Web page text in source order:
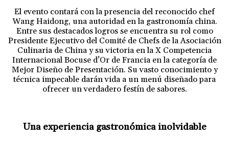
El evento contará con la presencia del reconocido chef
Wang Haidong, una autoridad en la gastronomía china.
Entre sus destacados logros se encuentra su rol como
Presidente Ejecutivo del Comité de Chefs de la Asociación
Culinaria de China y su victoria en la X Competencia
Internacional Bocuse d’Or de Francia en la categoría de
Mejor Diseño de Presentación. Su vasto conocimiento y
técnica impecable darán vida a un menú diseñado para
ofrecer un verdadero festín de sabores.
Una experiencia gastronómica inolvidable